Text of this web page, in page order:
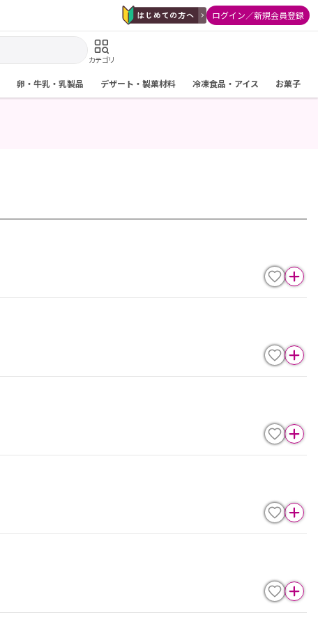
ログイン／新規会員登録
カテゴリ
卵・牛乳・乳製品 デザート・製菓材料 冷凍食品・アイス お菓子